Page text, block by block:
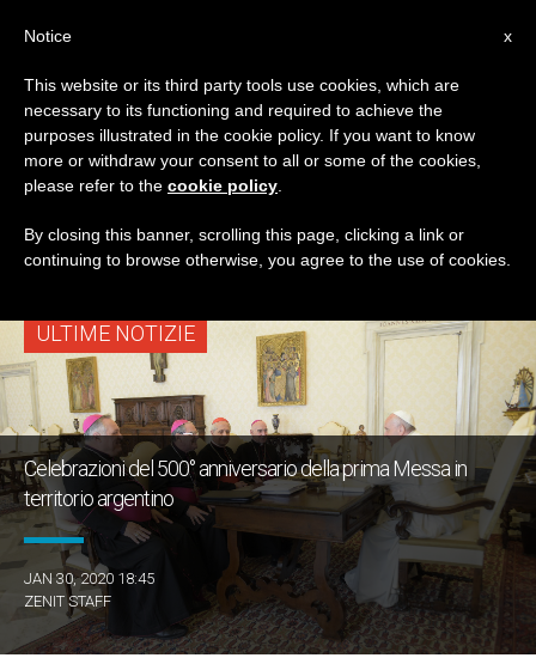
TAG
Posts Tagged ‘Nomina
Dell’Inviato Speciale’
ULTIME NOTIZIE
Celebrazioni del 500° anniversario della prima Messa in
territorio argentino
JAN 30, 2020 18:45
ZENIT STAFF
x
Notice
This website or its third party tools use cookies, which are
necessary to its functioning and required to achieve the
purposes illustrated in the cookie policy. If you want to know
more or withdraw your consent to all or some of the cookies,
please refer to the cookie policy
By closing this banner, scrolling this page, clicking a link or
continuing to browse otherwise, you agree to the use of cookies.